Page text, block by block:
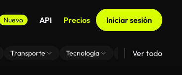
Nuevo API Precios Iniciar sesión
Transporte Tecnología Zoom De Fondo
Ver todo